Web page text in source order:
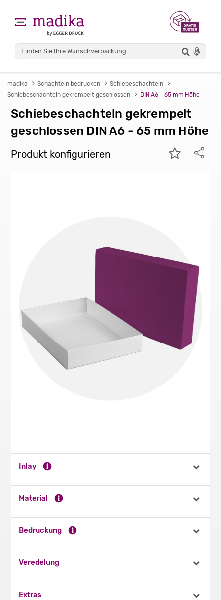
madika Schachteln bedrucken
Schiebeschachteln
Schiebeschachteln gekrempelt geschlossen
DIN A6 - 65 mm Höhe
Schiebeschachteln gekrempelt
geschlossen DIN A6 - 65 mm Höhe
Produkt konfigurieren
Inlay
Material
Bedruckung
Veredelung
Extras